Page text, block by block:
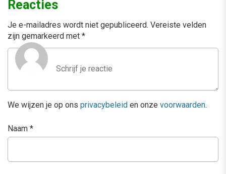
Reacties
Je e-mailadres wordt niet gepubliceerd. Vereiste velden
zijn gemarkeerd met *
We wijzen je op ons privacybeleid en onze voorwaarden.
Naam *